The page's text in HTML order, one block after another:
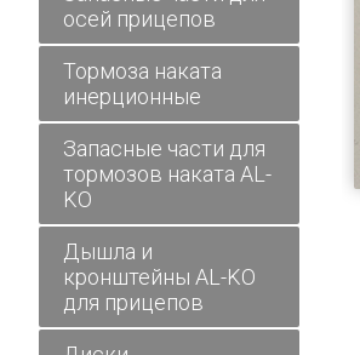
осей прицепов
Тормоза наката
инерционные
Запасные части для
тормозов наката AL-
KO
Дышла и
кронштейны AL-KO
для прицепов